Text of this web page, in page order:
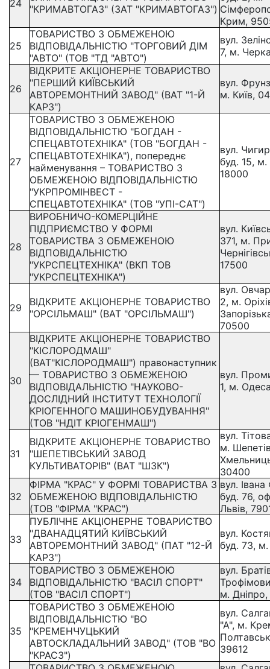
24
"КРИМАВТОГАЗ" (ЗАТ "КРИМАВТОГАЗ")
Крим,
25
ТОВАРИСТВО З ОБМЕЖЕНОЮ
ВІДПОВІДАЛЬНІСТЮ "ТОРГОВИЙ ДІМ
"АВТО" (ТОВ "ТД "АВТО")
вул.
7, м.
26
ВІДКРИТЕ АКЦІОНЕРНЕ ТОВАРИСТВО
"ПЕРШИЙ КИЇВСЬКИЙ
АВТОРЕМОНТНИЙ ЗАВОД" (ВАТ "1-Й
КАРЗ")
вул.
м. Київ,
27
ТОВАРИСТВО З ОБМЕЖЕНОЮ
ВІДПОВІДАЛЬНІСТЮ "БОГДАН -
СПЕЦАВТОТЕХНІКА" (ТОВ "БОГДАН -
СПЕЦАВТОТЕХНІКА"), попереднє
найменування – ТОВАРИСТВО З
ОБМЕЖЕНОЮ ВІДПОВІДАЛЬНІСТЮ
"УКРПРОМІНВЕСТ -
СПЕЦАВТОТЕХНІКА" (ТОВ "УПІ-САТ")
вул.
буд. 15,
18000
28
ВИРОБНИЧО-КОМЕРЦІЙНЕ
ПІДПРИЄМСТВО У ФОРМІ
ТОВАРИСТВА З ОБМЕЖЕНОЮ
ВІДПОВІДАЛЬНІСТЮ
"УКРСПЕЦТЕХНІКА" (ВКП ТОВ
"УКРСПЕЦТЕХНІКА")
вул.
371, м.
17500
29
ВІДКРИТЕ АКЦІОНЕРНЕ ТОВАРИСТВО
"ОРСІЛЬМАШ" (ВАТ "ОРСІЛЬМАШ")
вул.
2, м.
70500
30
ВІДКРИТЕ АКЦІОНЕРНЕ ТОВАРИСТВО
"КІСЛОРОДМАШ"
(ВАТ"КІСЛОРОДМАШ") правонаступник
— ТОВАРИСТВО З ОБМЕЖЕНОЮ
ВІДПОВІДАЛЬНІСТЮ "НАУКОВО-
ДОСЛІДНИЙ ІНСТИТУТ ТЕХНОЛОГІЇ
КРІОГЕННОГО МАШИНОБУДУВАННЯ"
(ТОВ "НДІТ КРІОГЕНМАШ")
вул.
1, м.
31
ВІДКРИТЕ АКЦІОНЕРНЕ ТОВАРИСТВО
"ШЕПЕТІВСЬКИЙ ЗАВОД
КУЛЬТИВАТОРІВ" (ВАТ "ШЗК")
вул.
м.
30400
32
ФІРМА "КРАС" У ФОРМІ ТОВАРИСТВА З
ОБМЕЖЕНОЮ ВІДПОВІДАЛЬНІСТЮ
(ТОВ "ФІРМА "КРАС")
вул.
буд. 76,
Львів,
33
ПУБЛІЧНЕ АКЦІОНЕРНЕ ТОВАРИСТВО
"ДВАНАДЦЯТИЙ КИЇВСЬКИЙ
АВТОРЕМОНТНИЙ ЗАВОД" (ПАТ "12-Й
КАРЗ")
вул.
буд. 73,
34
ТОВАРИСТВО З ОБМЕЖЕНОЮ
ВІДПОВІДАЛЬНІСТЮ "ВАСІЛ СПОРТ"
(ТОВ "ВАСІЛ СПОРТ")
вул.
м.
35
ТОВАРИСТВО З ОБМЕЖЕНОЮ
ВІДПОВІДАЛЬНІСТЮ "ВО
"КРЕМЕНЧУЦЬКИЙ
АВТОСКЛАДАЛЬНИЙ ЗАВОД" (ТОВ "ВО
"КРАСЗ")
вул.
"А", м.
39612